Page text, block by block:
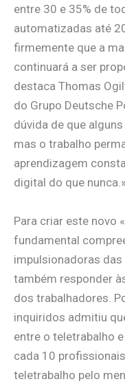
entre 30 e 35% de
automatizadas até
firmemente que a
continuará a ser
destaca Thomas
do Grupo Deutsche
dúvida de que
mas o trabalho
aprendizagem
digital do que nunca.»
Para criar este novo
fundamental
impulsionadoras
também responder
dos trabalhadores.
inquiridos admitiu
entre o teletrabalho
cada 10
teletrabalho pelo